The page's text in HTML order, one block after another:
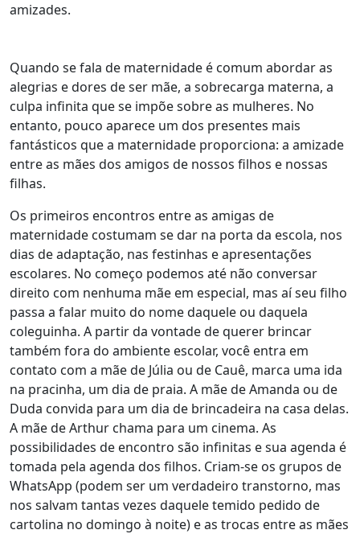
amizades.
Quando se fala de maternidade é comum abordar as
alegrias e dores de ser mãe, a sobrecarga materna, a
culpa infinita que se impõe sobre as mulheres. No
entanto, pouco aparece um dos presentes mais
fantásticos que a maternidade proporciona: a amizade
entre as mães dos amigos de nossos filhos e nossas
filhas.
Os primeiros encontros entre as amigas de
maternidade costumam se dar na porta da escola, nos
dias de adaptação, nas festinhas e apresentações
escolares. No começo podemos até não conversar
direito com nenhuma mãe em especial, mas aí seu filho
passa a falar muito do nome daquele ou daquela
coleguinha. A partir da vontade de querer brincar
também fora do ambiente escolar, você entra em
contato com a mãe de Júlia ou de Cauê, marca uma ida
na pracinha, um dia de praia. A mãe de Amanda ou de
Duda convida para um dia de brincadeira na casa delas.
A mãe de Arthur chama para um cinema. As
possibilidades de encontro são infinitas e sua agenda é
tomada pela agenda dos filhos. Criam-se os grupos de
WhatsApp (podem ser um verdadeiro transtorno, mas
nos salvam tantas vezes daquele temido pedido de
cartolina no domingo à noite) e as trocas entre as mães